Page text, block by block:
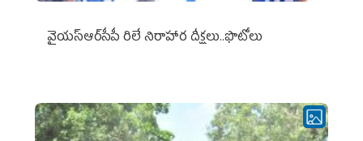
వైయ‌స్ఆర్‌సీపీ రిలే నిరాహార దీక్షలు..ఫొటోలు